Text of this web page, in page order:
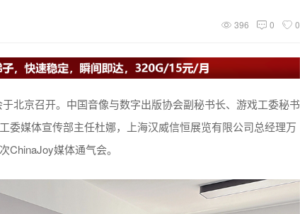
396 0 0
北京召开。中国音像与数字出版协会副秘书长、游戏工委秘书
委媒体宣传部主任杜娜，上海汉威信恒展览有限公司总经理万
ChinaJoy媒体通气会。